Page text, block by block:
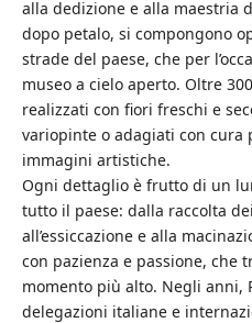
alla dedizione e alla maestria
dopo petalo, si compongono
strade del paese, che per
museo a cielo aperto. Oltre
realizzati con fiori freschi e
variopinte o adagiati con cura
immagini artistiche.
Ogni dettaglio è frutto di un
tutto il paese: dalla raccolta
all’essiccazione e alla
con pazienza e passione, che
momento più alto. Negli anni,
delegazioni italiane e